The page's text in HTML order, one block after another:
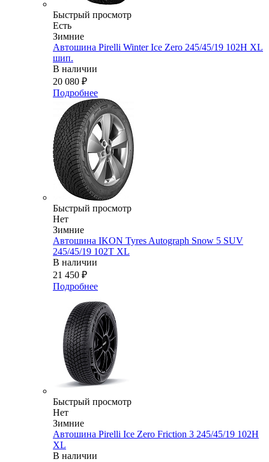
Быстрый просмотр
Есть
Зимние
Автошина Pirelli Winter Ice Zero 245/45/19 102H XL
шип.
В наличии
20 080 ₽
Подробнее
Быстрый просмотр
Нет
Зимние
Автошина IKON Tyres Autograph Snow 5 SUV
245/45/19 102T XL
В наличии
21 450 ₽
Подробнее
Быстрый просмотр
Нет
Зимние
Автошина Pirelli Ice Zero Friction 3 245/45/19 102H
XL
В наличии